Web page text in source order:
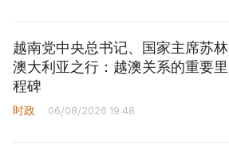
越南党中央总书记、国家主席苏林
澳大利亚之行：越澳关系的重要里
程碑
时政 06/08/2026 19:48